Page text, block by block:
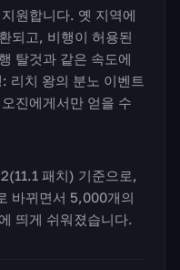
원합니다. 옛 지역에
되고, 비행이 허용된
탈것과 같은 속도에
리치 왕의 분노 이벤트
진에게서만 얻을 수
패치) 기준으로,
바뀌면서 5,000개의
띄게 쉬워졌습니다.